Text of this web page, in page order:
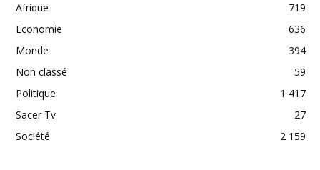
Afrique
719
Economie
636
Monde
394
Non classé
59
Politique
1 417
Sacer Tv
27
Société
2 159